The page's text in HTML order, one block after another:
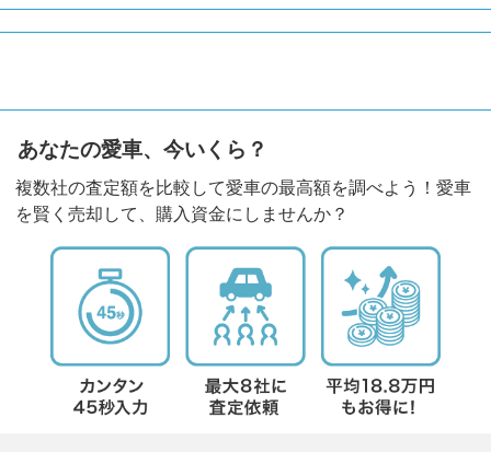
あなたの愛車、今いくら？
複数社の査定額を比較して愛車の最高額を調べよう！愛車
を賢く売却して、購入資金にしませんか？